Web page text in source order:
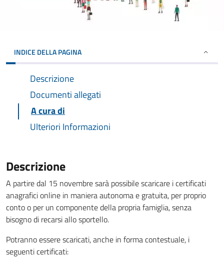
INDICE DELLA PAGINA
Descrizione
Documenti allegati
A cura di
Ulteriori Informazioni
Descrizione
A partire dal 15 novembre sarà possibile scaricare i certificati
anagrafici online in maniera autonoma e gratuita, per proprio
conto o per un componente della propria famiglia, senza
bisogno di recarsi allo sportello.
Potranno essere scaricati, anche in forma contestuale, i
seguenti certificati: